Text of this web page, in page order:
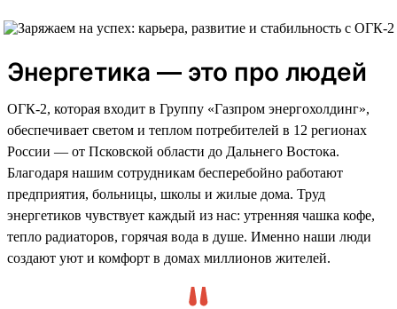
Энергетика — это про людей
ОГК-2, которая входит в Группу «Газпром энергохолдинг»,
обеспечивает светом и теплом потребителей в 12 регионах
России — от Псковской области до Дальнего Востока.
Благодаря нашим сотрудникам бесперебойно работают
предприятия, больницы, школы и жилые дома. Труд
энергетиков чувствует каждый из нас: утренняя чашка кофе,
тепло радиаторов, горячая вода в душе. Именно наши люди
создают уют и комфорт в домах миллионов жителей.